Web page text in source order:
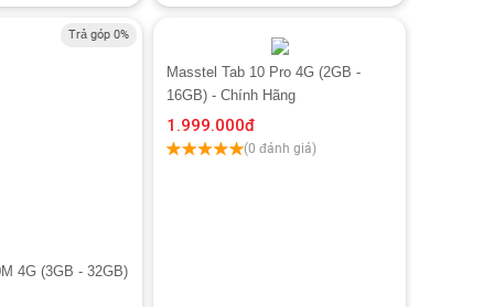
Trả góp 0%
4G (3GB - 32GB)
Masstel Tab 10 Pro 4G (2GB -
16GB) - Chính Hãng
1.999.000đ
(0 đánh giá)